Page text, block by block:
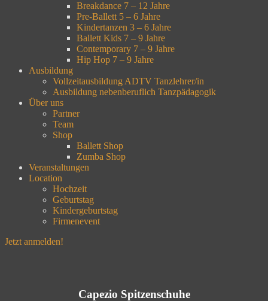
Breakdance 7 – 12 Jahre
Pre-Ballett 5 – 6 Jahre
Kindertanzen 3 – 6 Jahre
Ballett Kids 7 – 9 Jahre
Contemporary 7 – 9 Jahre
Hip Hop 7 – 9 Jahre
Ausbildung
Vollzeitausbildung ADTV Tanzlehrer/in
Ausbildung nebenberuflich Tanzpädagogik
Über uns
Partner
Team
Shop
Ballett Shop
Zumba Shop
Veranstaltungen
Location
Hochzeit
Geburtstag
Kindergeburtstag
Firmenevent
Jetzt anmelden!
Capezio Spitzenschuhe